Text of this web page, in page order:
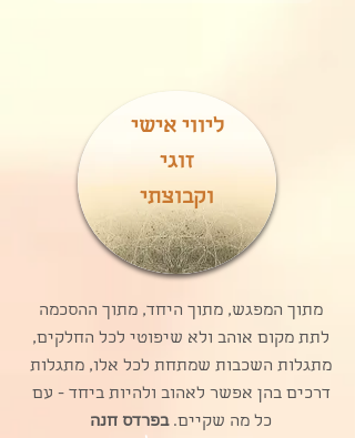
ליווי אישי
זוגי
וקבוצתי
מתוך המפגש, מתוך היחד, מתוך ההסכמה
לתת מקום אוהב ולא שיפוטי לכל החלקים,
מתגלות השכבות שמתחת לכל אלו, מתגלות
דרכים בהן אפשר לאהוב ולהיות ביחד - עם
כל מה שקיים.בפרדס חנה